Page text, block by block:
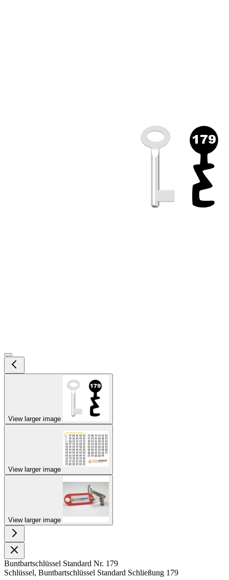
View larger image
View larger image
View larger image
Buntbartschlüssel Standard Nr. 179
Schlüssel, Buntbartschlüssel Standard Schließung 179